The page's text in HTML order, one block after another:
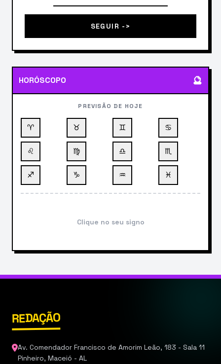
SEGUIR ->
HORÓSCOPO 🔮
PREVISÃO DE HOJE
♈ ♉ ♊ ♋
♌ ♍ ♎ ♏
♐ ♑ ♒ ♓
Clique no seu signo
REDAÇÃO
Av. Comendador Francisco de Amorim Leão, 183 - Sala 11
Pinheiro, Maceió - AL